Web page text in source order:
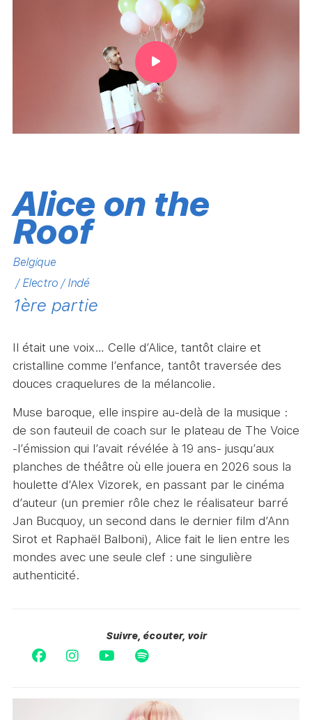
Alice on the
Roof
Belgique
/ Electro / Indé
1ère partie
Il était une voix… Celle d’Alice, tantôt claire et
cristalline comme l’enfance, tantôt traversée des
douces craquelures de la mélancolie.
Muse baroque, elle inspire au-delà de la musique :
de son fauteuil de coach sur le plateau de The Voice
-l’émission qui l’avait révélée à 19 ans- jusqu’aux
planches de théâtre où elle jouera en 2026 sous la
houlette d’Alex Vizorek, en passant par le cinéma
d’auteur (un premier rôle chez le réalisateur barré
Jan Bucquoy, un second dans le dernier film d’Ann
Sirot et Raphaël Balboni), Alice fait le lien entre les
mondes avec une seule clef : une singulière
authenticité.
Suivre, écouter, voir